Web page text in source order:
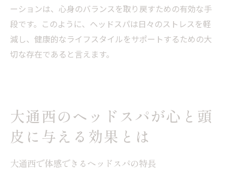
ーションは、心身のバランスを取り戻すための有効な手
段です。このように、ヘッドスパは日々のストレスを軽
減し、健康的なライフスタイルをサポートするための大
切な存在であると言えます。
大通西のヘッドスパが心と頭
皮に与える効果とは
大通西で体感できるヘッドスパの特長